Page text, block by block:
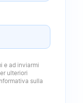
e ad inviarmi
ulteriori
Informativa sulla